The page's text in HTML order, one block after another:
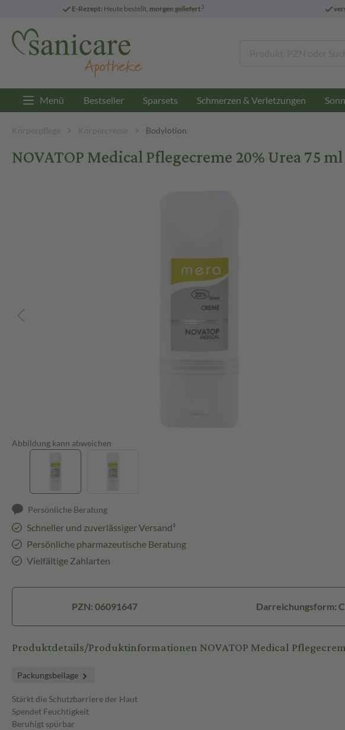
E-Rezept: Heute bestellt, morgen geliefert3
Menü Bestseller Sparsets Schmerzen & Verletzungen
Körperpflege Körpercreme Bodylotion
NOVATOP Medical Pflegecreme 20% Urea 75
Abbildung kann abweichen
Persönliche Beratung
Schneller und zuverlässiger Versand³
Persönliche pharmazeutische Beratung
Vielfältige Zahlarten
PZN: 06091647 Darreichungsform:
Produktdetails/Produktinformationen NOVATOP Medical
Packungsbeilage
Stärkt die Schutzbarriere der Haut
Spendet Feuchtigkeit
Beruhigt spürbar